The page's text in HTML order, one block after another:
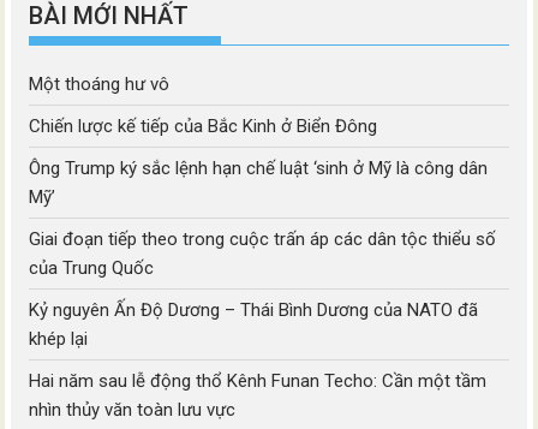
BÀI MỚI NHẤT
Một thoáng hư vô
Chiến lược kế tiếp của Bắc Kinh ở Biển Đông
Ông Trump ký sắc lệnh hạn chế luật ‘sinh ở Mỹ là công dân
Mỹ’
Giai đoạn tiếp theo trong cuộc trấn áp các dân tộc thiểu số
của Trung Quốc
Kỷ nguyên Ấn Độ Dương – Thái Bình Dương của NATO đã
khép lại
Hai năm sau lễ động thổ Kênh Funan Techo: Cần một tầm
nhìn thủy văn toàn lưu vực